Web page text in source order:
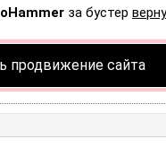
за бустер
продвижение сайта